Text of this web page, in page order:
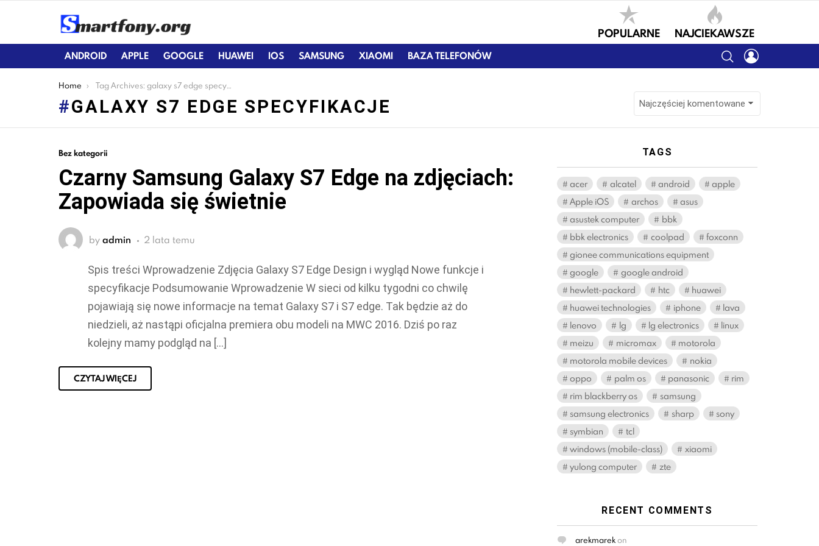
POPULARNE NAJCIEKAWSZE
ANDROID APPLE GOOGLE HUAWEI IOS SAMSUNG XIAOMI BAZA TELEFONÓW SEARCH
You are here:
Home Tag Archives: galaxy s7 edge specyfikacje
GALAXY S7 EDGE SPECYFIKACJE
LATEST
Bez kategorii
Czarny Samsung Galaxy S7 Edge na zdjęciach:
Zapowiada się świetnie
by admin 2 lata temu
Spis treści Wprowadzenie Zdjęcia Galaxy S7 Edge Design i wygląd Nowe funkcje i
specyfikacje Podsumowanie Wprowadzenie W sieci od kilku tygodni co chwilę
pojawiają się nowe informacje na temat Galaxy S7 i S7 edge. Tak będzie aż do
niedzieli, aż nastąpi oficjalna premiera obu modeli na MWC 2016. Dziś po raz
kolejny mamy podgląd na […]
CZYTAJ WIĘCEJ
TAGS
acer alcatel android
apple
Apple iOS
archos
asus
asustek computer
bbk
bbk electronics
coolpad
foxconn
gionee communications equipment
google
google android
hewlett-packard
htc
huawei
huawei technologies
iphone
lava
lenovo
lg lg electronics
linux
meizu
micromax
motorola
motorola mobile devices
nokia
oppo
palm os panasonic
rim
rim blackberry os
samsung
samsung electronics
sharp
sony
symbian
tcl
windows (mobile-class)
xiaomi
yulong computer
zte
RECENT COMMENTS
arekmarekon